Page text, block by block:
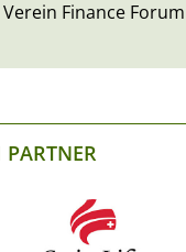
Verein Finance